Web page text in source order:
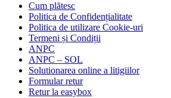
Cum plătesc
Politica de Confidențialitate
Politica de utilizare Cookie-uri
Termeni și Condiții
ANPC
ANPC – SOL
Solutionarea online a litigiilor
Formular retur
Retur la easybox